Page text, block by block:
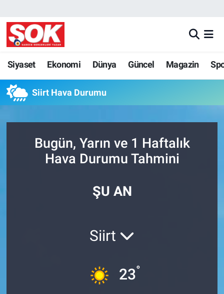
Siyaset Ekonomi Dünya Güncel Magazin
Siirt Hava Durumu
Bugün, Yarın ve 1 Haftalık
Hava Durumu Tahmini
ŞU AN
Siirt
23°
GÜNDEM
DÜNYA
SPOR
KÜLTÜR SANAT
POLİTİKA
Nöbetçi Eczaneler
Hava Durumu
İstanbul Namaz Vakitleri
Süper Lig Puan Durumu ve Fikstür
Tüm Manşetler
Son Dakika Haberleri